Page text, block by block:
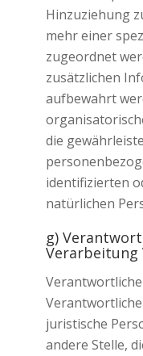
Hinzuziehung
mehr einer
zugeordnet
zusätzlichen
aufbewahrt
die
identifizierten
natürlichen
g)
juristische
andere Stelle,